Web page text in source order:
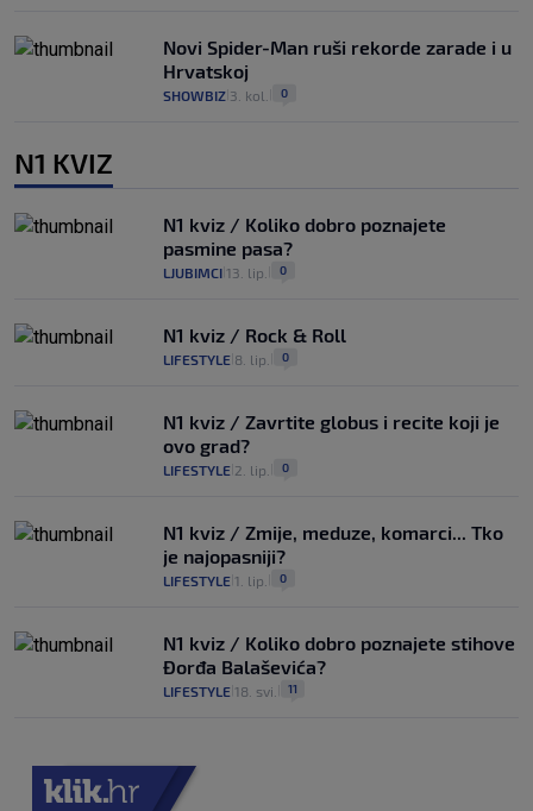
Novi Spider-Man ruši rekorde zarade i u
Hrvatskoj
SHOWBIZ 3. kol. 0
N1 KVIZ
N1 kviz / Koliko dobro poznajete
pasmine pasa?
LJUBIMCI 13. lip. 0
N1 kviz / Rock & Roll
LIFESTYLE 8. lip. 0
N1 kviz / Zavrtite globus i recite koji je
ovo grad?
LIFESTYLE 2. lip. 0
N1 kviz / Zmije, meduze, komarci... Tko
je najopasniji?
LIFESTYLE 1. lip. 0
N1 kviz / Koliko dobro poznajete stihove
Đorđa Balaševića?
LIFESTYLE 18. svi. 11